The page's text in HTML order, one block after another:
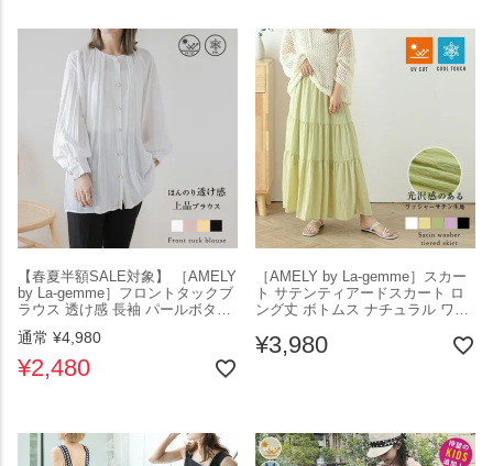
【春夏半額SALE対象】 ［AMELY
by La-gemme］フロントタックブ
ラウス 透け感 長袖 パールボタン
さらっと トップス 接触冷感 UVカ
ット おしゃれ ブラック フリーサ
イズ メール便 2025秋新作
【atp301-939】【即納：1-5営業
通常 ¥4,980
¥2,480
［AMELY by La-gemme］スカー
ト サテンティアードスカート ロ
ング丈 ボトムス ナチュラル ワッ
軽やか 接触冷感 UVカット ブラッ
ク フリーサイズ 2025春夏新作
¥3,980